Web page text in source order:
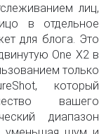
лиц,
в отдельное
для блога. Это
One X2 в
только
который
вашего
диапазон